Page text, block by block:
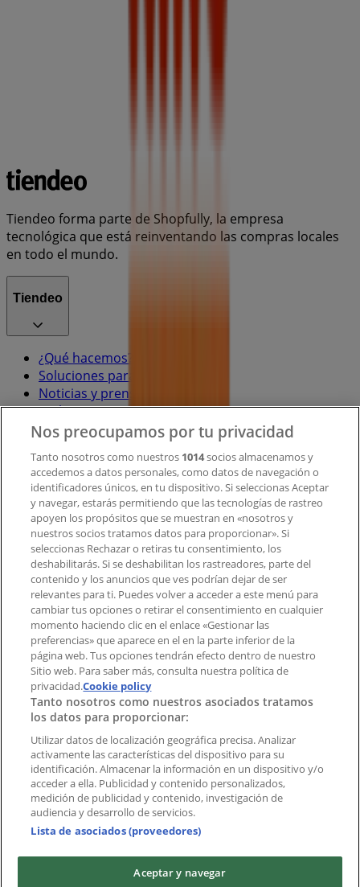
Tiendeo forma parte de Shopfully, la empresa
tecnológica que está reinventando las compras locales
en todo el mundo.
Tiendeo
¿Qué hacemos?
Soluciones para empresas
Noticias y prensa
Trabaja con nosotros
Contacto
Contacto comercial y de marketing
Tienda mal colocada en el mapa
Notificar un folleto
¿Encontraste un problema en la web o en la
aplicación?
Índices
Marcas
Negocios
Negocios cercanos
Productos
Ciudades
Descargar la APP Tiendeo
Nos preocupamos por tu privacidad
Tanto nosotros como nuestros 1014socios almacenamos y
accedemos a datos personales, como datos de navegación o
identificadores únicos, en tu dispositivo. Si seleccionas Aceptar
y navegar, estarás permitiendo que las tecnologías de rastreo
apoyen los propósitos que se muestran en «nosotros y
nuestros socios tratamos datos para proporcionar». Si
seleccionas Rechazar o retiras tu consentimiento, los
deshabilitarás. Si se deshabilitan los rastreadores, parte del
contenido y los anuncios que ves podrían dejar de ser
relevantes para ti. Puedes volver a acceder a este menú para
cambiar tus opciones o retirar el consentimiento en cualquier
momento haciendo clic en el enlace «Gestionar las
preferencias» que aparece en el en la parte inferior de la
página web. Tus opciones tendrán efecto dentro de nuestro
Sitio web. Para saber más, consulta nuestra política de
privacidad.Cookie policy
Tanto nosotros como nuestros asociados tratamos
los datos para proporcionar:
Utilizar datos de localización geográfica precisa. Analizar
activamente las características del dispositivo para su
identificación. Almacenar la información en un dispositivo y/o
acceder a ella. Publicidad y contenido personalizados,
medición de publicidad y contenido, investigación de
audiencia y desarrollo de servicios.
Lista de asociados (proveedores)
Aceptar y navegar